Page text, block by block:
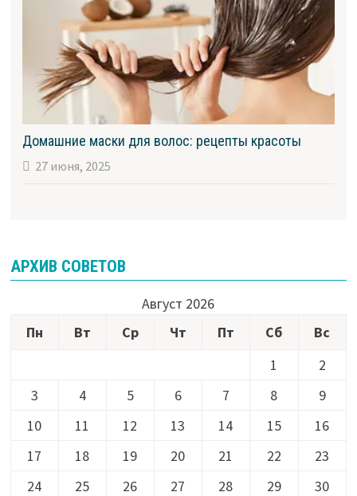
Домашние маски для волос: рецепты красоты
27 июня, 2025
АРХИВ СОВЕТОВ
Август 2026
Пн
Вт Ср Чт Пт Сб
Вс
1
2
3
4 5 6 7 8
9
10
11 12 13 14 15
16
17
18 19 20 21 22
23
24
25 26 27 28 29
30